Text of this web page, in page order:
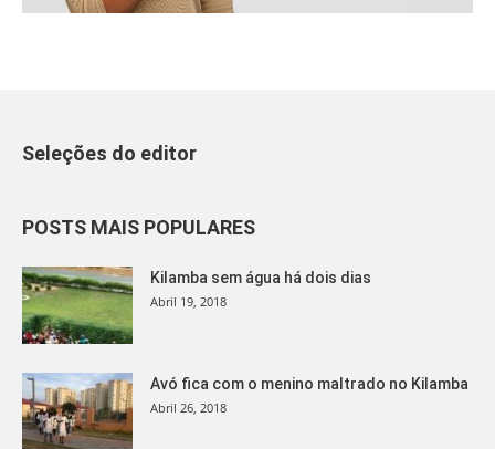
Seleções do editor
POSTS MAIS POPULARES
Kilamba sem água há dois dias
Abril 19, 2018
Avó fica com o menino maltrado no Kilamba
Abril 26, 2018